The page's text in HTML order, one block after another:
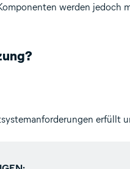
werden
erfüllt